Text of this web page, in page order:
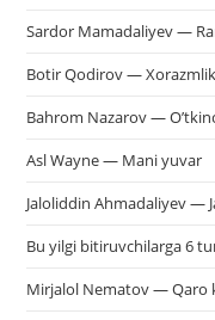
Sardor Mamadaliyev —
Botir Qodirov —
Bahrom Nazarov —
Asl Wayne — Mani yuvar
Jaloliddin Ahmadaliyev —
Bu yilgi bitiruvchilarga 6
Mirjalol Nematov — Qaro